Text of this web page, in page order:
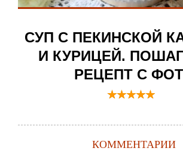
СУП С ПЕКИНСКОЙ
И КУРИЦЕЙ.
РЕЦЕПТ С
КОММЕНТАРИИ